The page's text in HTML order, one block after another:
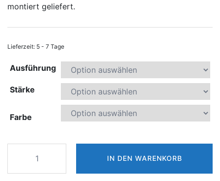
montiert geliefert.
Lieferzeit: 5 - 7 Tage
Ausführung
Stärke
Farbe
Compoundbogen
Blast
IN DEN WARENKORB